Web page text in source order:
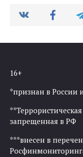
16+
*признан в России
запрещенная в РФ
***внесен в